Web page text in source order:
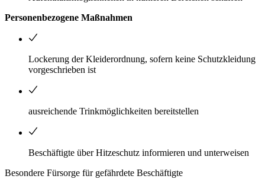
Personenbezogene Maßnahmen
Lockerung der Kleiderordnung, sofern keine Schutzkleidung
vorgeschrieben ist
ausreichende Trinkmöglichkeiten bereitstellen
Beschäftigte über Hitzeschutz informieren und unterweisen
Besondere Fürsorge für gefährdete Beschäftigte